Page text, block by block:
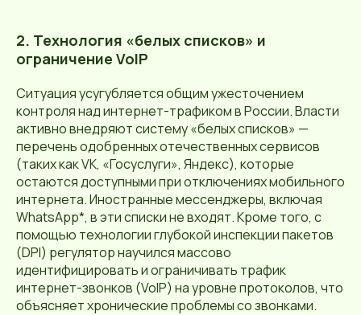
2. Технология «белых списков» и
ограничение VoIP
Ситуация усугубляется общим ужесточением
контроля над интернет-трафиком в России. Власти
активно внедряют систему «белых списков» —
перечень одобренных отечественных сервисов
(таких как VK, «Госуслуги», Яндекс), которые
остаются доступными при отключениях мобильного
интернета. Иностранные мессенджеры, включая
WhatsApp*, в эти списки не входят. Кроме того, с
помощью технологии глубокой инспекции пакетов
(DPI) регулятор научился массово
идентифицировать и ограничивать трафик
интернет-звонков (VoIP) на уровне протоколов, что
объясняет хронические проблемы со звонками.